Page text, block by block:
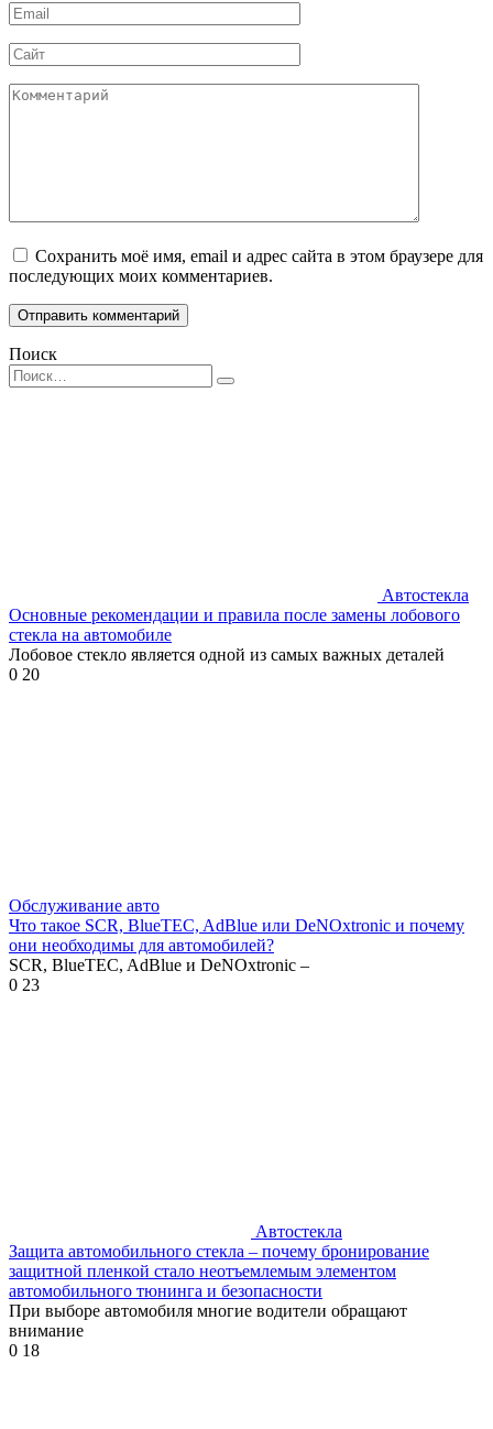
Email
*
Сайт
Комментарий
Сохранить моё имя, email и адрес сайта в этом браузере для
последующих моих комментариев.
Поиск
Search
for:
Автостекла
Основные рекомендации и правила после замены лобового
стекла на автомобиле
Лобовое стекло является одной из самых важных деталей
0 20
Обслуживание авто
Что такое SCR, BlueTEC, AdBlue или DeNOxtronic и почему
они необходимы для автомобилей?
SCR, BlueTEC, AdBlue и DeNOxtronic –
0 23
Автостекла
Защита автомобильного стекла – почему бронирование
защитной пленкой стало неотъемлемым элементом
автомобильного тюнинга и безопасности
При выборе автомобиля многие водители обращают
внимание
0 18